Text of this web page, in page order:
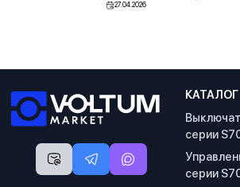
27.04.2026
КАТАЛОГ
серии
серии